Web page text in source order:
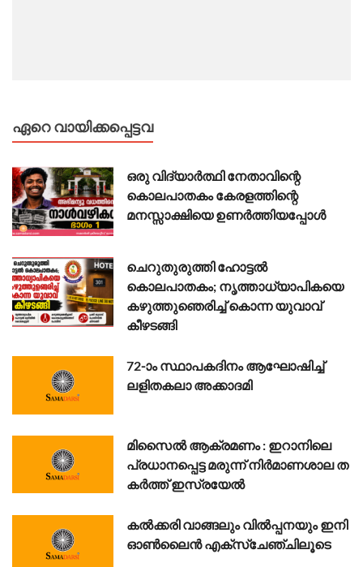
ഏറെ വായിക്കപ്പെട്ടവ
ഒരു വിദ്യാർത്ഥി നേതാവിന്റെ
കൊലപാതകം കേരളത്തിന്റെ
മനസ്സാക്ഷിയെ ഉണർത്തിയപ്പോൾ
ചെറുതുരുത്തി ഹോട്ടൽ
കൊലപാതകം; നൃത്താധ്യാപികയെ
കഴുത്തുഞെരിച്ച് കൊന്ന യുവാവ്
കീഴടങ്ങി
72-ാം സ്ഥാപകദിനം ആഘോഷിച്ച്
ലളിതകലാ അക്കാദമി
മി​സൈ​ൽ ആ​ക്ര​മ​ണം : ഇ​റാ​നി​ലെ
പ്ര​ധാ​ന​പ്പെ​ട്ട മ​രു​ന്ന് നി​ര്‍​മാ​ണ​ശാ​ല ത​
ക​ർ​ത്ത് ഇ​സ്ര​യേ​ൽ
കൽക്കരി വാങ്ങലും വിൽപ്പനയും ഇനി
ഓൺലൈൻ എക്സ്ചേഞ്ചിലൂടെ